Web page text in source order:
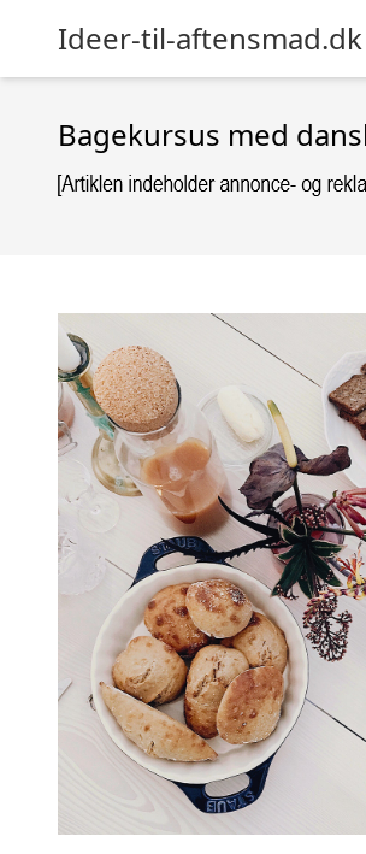
Ideer-til-aftensmad.dk
Bagekursus med